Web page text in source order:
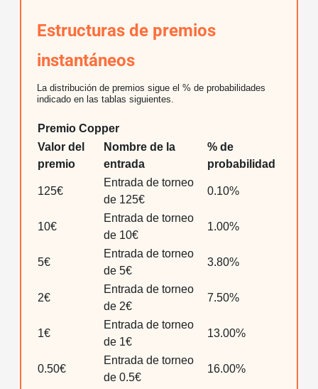
Estructuras de premios
instantáneos
La distribución de premios sigue el % de probabilidades
indicado en las tablas siguientes.
Premio Copper
Valor del
premio
Nombre de la
entrada
% de
probabilidad
125€
Entrada de torneo
de 125€
0.10%
10€
Entrada de torneo
de 10€
1.00%
5€
Entrada de torneo
de 5€
3.80%
2€
Entrada de torneo
de 2€
7.50%
1€
Entrada de torneo
de 1€
13.00%
0.50€
Entrada de torneo
de 0.5€
16.00%